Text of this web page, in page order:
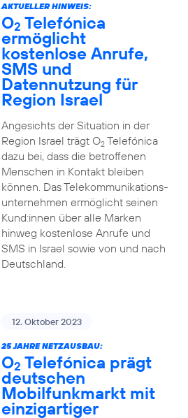
AKTUELLER HINWEIS:
O2 Telefónica
ermöglicht
kostenlose Anrufe,
SMS und
Datennutzung für
Region Israel
Angesichts der Situation in der
Region Israel trägt O2Telefónica
dazu bei, dass die betroffenen
Menschen in Kontakt bleiben
können. Das Telekommunikations­
unternehmen ermöglicht seinen
Kund:innen über alle Marken
hinweg kostenlose Anrufe und
SMS in Israel sowie von und nach
Deutschland.
12. Oktober 2023
25 JAHRE NETZAUSBAU:
O2 Telefónica prägt
deutschen
Mobilfunkmarkt mit
einzigartiger